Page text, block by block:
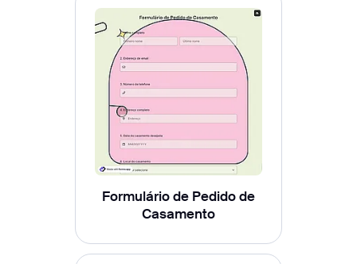
Formulário de Pedido de
Casamento